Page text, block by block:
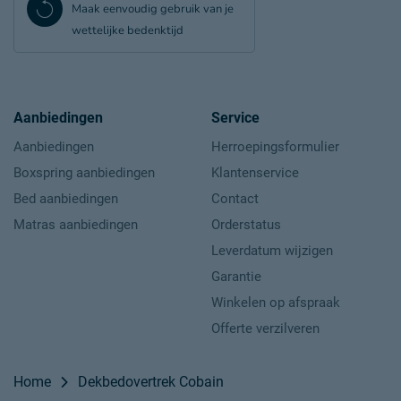
garantie en de levering bij het kopje ‘Goed om te weten’.
Maak eenvoudig gebruik van je
wettelijke bedenktijd
Aanbiedingen
Aanbiedingen
Boxspring aanbiedingen
Bed aanbiedingen
Matras aanbiedingen
Service
Herroepingsformulier
Klantenservice
Contact
Orderstatus
Leverdatum wijzigen
Garantie
Winkelen op afspraak
Offerte verzilveren
Home Dekbedovertrek Cobain